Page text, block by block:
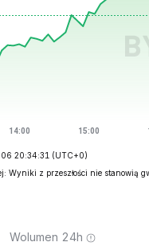
20:34:31 (UTC+0)
Wyniki z przeszłości nie stanowią
Wolumen 24h